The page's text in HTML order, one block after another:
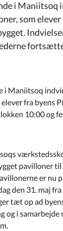
i Maniitsoq
som
i Maniitsoq
fra byens
10:00 og
pavilloner til
er nu
den 31. maj
tæt op ad
og i samarbejde